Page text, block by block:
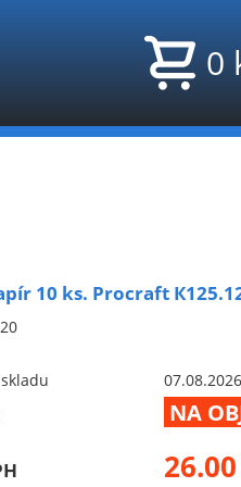
0
10 ks. Procraft
NA